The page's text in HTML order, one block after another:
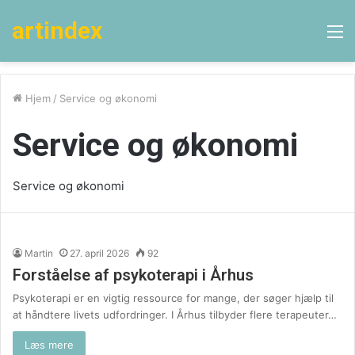
artindex
Hjem / Service og økonomi
Service og økonomi
Service og økonomi
Martin 27. april 2026 92
Forståelse af psykoterapi i Århus
Psykoterapi er en vigtig ressource for mange, der søger hjælp til
at håndtere livets udfordringer. I Århus tilbyder flere terapeuter…
Læs mere